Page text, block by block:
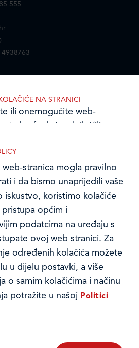
555
Cookies
2026.
web-stranica mogla pravilno
i da bismo unaprijedili vaše
iskustvo, koristimo kolačiće
pristupa općim i
podatcima na uređaju s
ovoj web stranici. Za
određenih kolačića možete
u dijelu postavki, a više
o samim kolačićima i načinu
potražite u našoj Politici
NA STRANICI
ili onemogućite web-
funkcionalnih i/ili
kolačići
omogućuju osnovne
Bez ovih kolačića, web-
može pravilno funkcionirati,
ih možete mijenjanjem
svome web-pregledniku.